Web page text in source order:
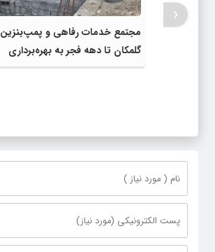
مجتمع خدمات رفاهی و پمپ‌بنزین
گلمکان تا دهه فجر به بهره‌برداری
می‌رسد
‹